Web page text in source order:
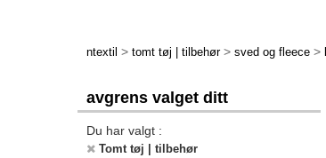
ntextil > tomt tøj | tilbehør > sved og fleece >
avgrens valget ditt
Du har valgt :
Tomt tøj | tilbehør